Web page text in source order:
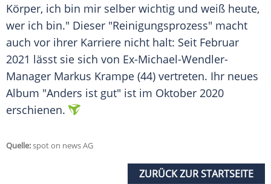
Körper, ich bin mir selber wichtig und weiß heute,
wer ich bin." Dieser "Reinigungsprozess" macht
auch vor ihrer Karriere nicht halt: Seit Februar
2021 lässt sie sich von Ex-Michael-Wendler-
Manager Markus Krampe (44) vertreten. Ihr neues
Album "Anders ist gut" ist im Oktober 2020
erschienen.
Quelle:spot on news AG
ZURÜCK ZUR STARTSEITE